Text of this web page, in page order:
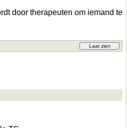
door therapeuten om iemand te